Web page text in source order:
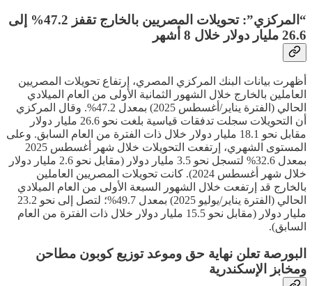
“المركزي”: تحويلات المصريين بالخارج تقفز 47.2% إلى
26.6 مليار دولار خلال 8 أشهر
أظهرت بيانات البنك المركزي المصري، إرتفاع تحويلات المصريين
العاملين بالخارج خلال الشهور الثمانية الأولى من العام الميلادي
الحالي (الفترة يناير/أغسطس 2025) بمعدل 47.2%. وقال المركزي
أن التحويلات سجلت تدفقات قياسية بلغت نحو 26.6 مليار دولار
مقابل نحو 18.1 مليار دولار خلال ذات الفترة من العام السابق. وعلى
المستوى الشهري، إرتفعت التحويلات خلال شهر أغسطس 2025
بمعدل 32.6% لتسجل نحو 3.5 مليار دولار (مقابل نحو 2.6 مليار دولار
خلال شهر أغسطس 2024). كانت تحويلات المصريين العاملين
بالخارج قد إرتفعت خلال الشهور السبعة الأولى من العام الميلادي
الحالي (الفترة يناير/يوليو 2025) بمعدل 49.7%؛ لتصل إلى نحو 23.2
مليار دولار (مقابل نحو 15.5 مليار دولار خلال ذات الفترة من العام
السابق).
البورصة تعلن نهاية حق وموعد توزيع كوبون مطاحن
ومخابز الإسكندرية